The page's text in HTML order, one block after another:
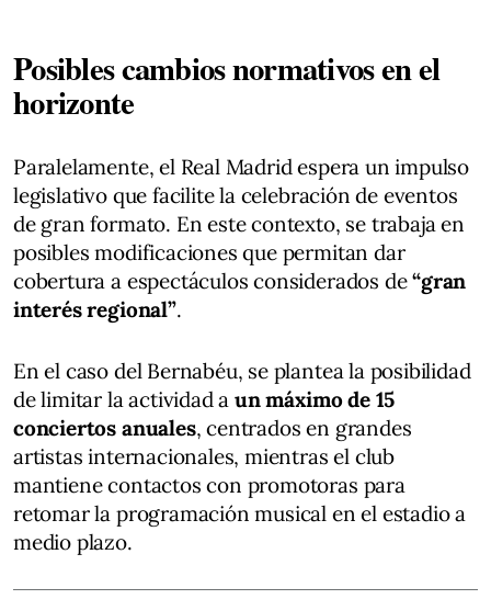
Posibles cambios normativos en el
horizonte
Paralelamente, el Real Madrid espera un impulso
legislativo que facilite la celebración de eventos
de gran formato. En este contexto, se trabaja en
posibles modificaciones que permitan dar
cobertura a espectáculos considerados de“gran
interés regional”.
En el caso del Bernabéu, se plantea la posibilidad
de limitar la actividad aun máximo de 15
conciertos anuales, centrados en grandes
artistas internacionales, mientras el club
mantiene contactos con promotoras para
retomar la programación musical en el estadio a
medio plazo.